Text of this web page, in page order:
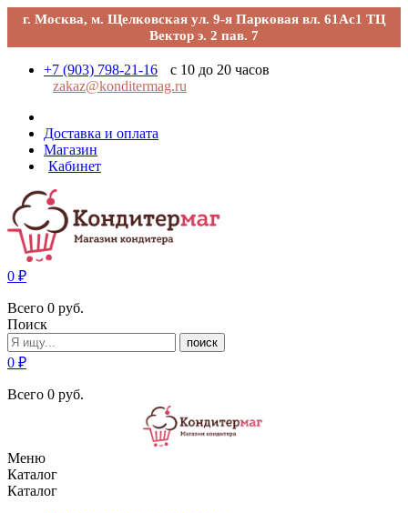
г. Москва, м. Щелковская ул. 9-я Парковая вл. 61Ас1 ТЦ
Вектор э. 2 пав. 7
+7 (903) 798-21-16
с 10 до 20 часов
zakaz@konditermag.ru
Доставка и оплата
Магазин
Кабинет
0 ₽
Всего 0 руб.
Поиск
поиск
0 ₽
Всего 0 руб.
Меню
Каталог
Каталог